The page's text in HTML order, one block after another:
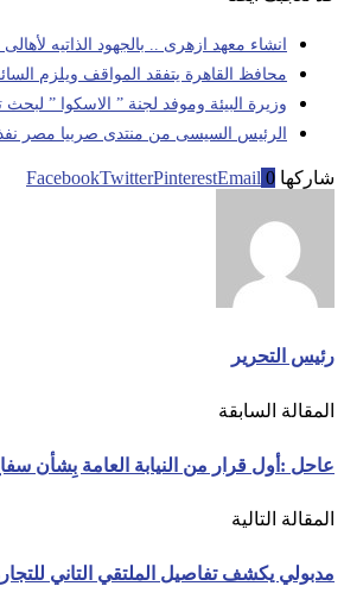
انشاء معهد ازهرى .. بالجهود الذاتيه لأهالى
محافظ القاهرة يتفقد المواقف ويلزم
وزيرة البيئة وموفد لجنة ” الاسكوا ”
الرئيس السيسى من منتدى صربيا مصر نفذت 6 الآلاف مشروع بتكلفه 8
شاركها 0
FacebookTwitterPinterestEmail
رئيس التحرير
المقالة السابقة
عاحل :أول قرار من النيابة العامة بِشأن
المقالة التالية
مدبولي يكشف تفاصيل الملتقي التاني للتجارة